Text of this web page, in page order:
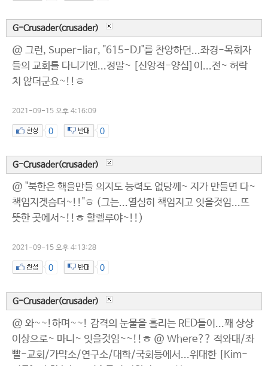
G-Crusader(crusader)
@ 그런, Super-liar, "615-DJ"를 찬양하던...좌경-목회자
들의 교회를 다니기엔...정말~ [신앙적-양심]이...전~ 허락
치 않더군요~!!ㅎ
2021-09-15 오후 4:16:09
0 0
G-Crusader(crusader)
@ "북한은 핵을만들 의지도 능력도 없당께~ 지가 만들면 다~
책임지겟슴더~!!"ㅎ (그는...열심히 책임지고 잇을것임...뜨
뜻한 곳에서~!!ㅎ 할렐루야~!!)
2021-09-15 오후 4:13:28
0 0
G-Crusader(crusader)
@ 와~~!하며~~! 감격의 눈물을 흘리는 RED들이...꽤 상상
이상으로~ 마니~ 잇을것임~~!!ㅎ @ Where?? 적와대/좌
빨-교회/가막소/연구소/대학/국회등에서...위대한 [Kim-